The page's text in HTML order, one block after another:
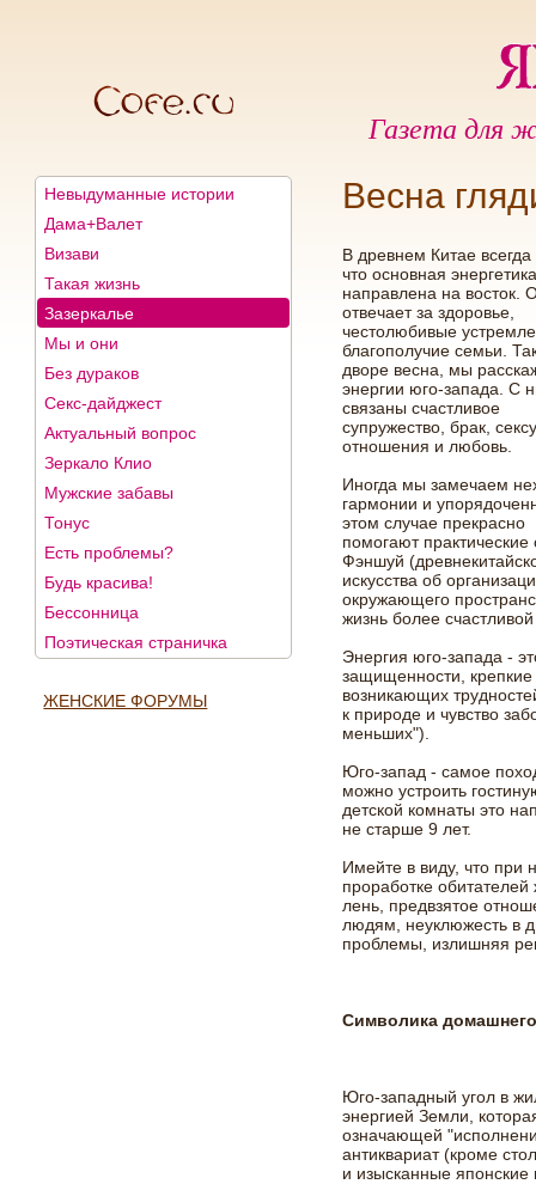
Газета для
Невыдуманные истории
Дама+Валет
Визави
Такая жизнь
Зазеркалье
Мы и они
Без дураков
Секс-дайджест
Актуальный вопрос
Зеркало Клио
Мужские забавы
Тонус
Есть проблемы?
Будь красива!
Бессонница
Поэтическая страничка
ЖЕНСКИЕ ФОРУМЫ
Весна
В древнем Китае всегда
что основная
направлена на восток.
отвечает за здоровье,
честолюбивые
благополучие семьи.
дворе весна, мы
энергии юго-запада. С
связаны счастливое
супружество, брак,
отношения и любовь.
Иногда мы замечаем
гармонии и
этом случае прекрасно
помогают практические
Фэншуй
искусства об
окружающего
жизнь более
Энергия юго-запада -
защищенности,
возникающих
к природе и чувство
меньших").
Юго-запад - самое
можно устроить
детской комнаты это
не старше 9 лет.
Имейте в виду, что при
проработке
лень, предвзятое
людям, неуклюжесть в
проблемы, излишняя
Символика
Юго-западный угол в
энергией Земли,
означающей
антиквариат (кроме
и изысканные